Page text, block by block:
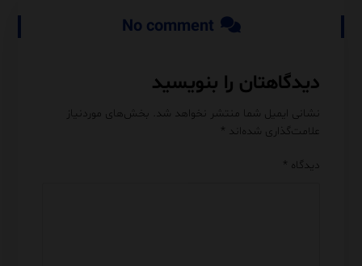
No comment
دیدگاهتان را بنویسید
نشانی ایمیل شما منتشر نخواهد شد. بخش‌های موردنیاز
علامت‌گذاری شده‌اند *
دیدگاه *